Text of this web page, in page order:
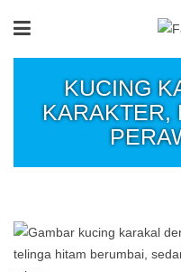
KUCING
KARAKTER,